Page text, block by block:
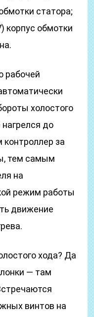
статора;
корпус обмотки
рабочей
холостого
до
контроллер за
тем самым
на
режим работы
движение
хода? Да
— там
винтов на